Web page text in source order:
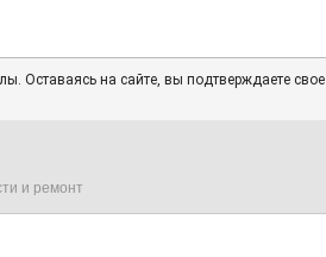
Оставаясь на сайте, вы подтверждаете свое
и ремонт